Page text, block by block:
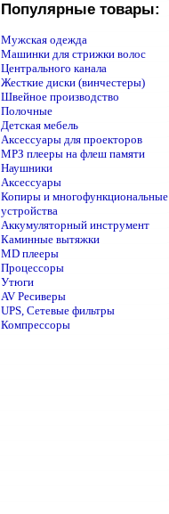
Популярные товары:
Мужская одежда
Машинки для стрижки волос
Центрального канала
Жесткие диски (винчестеры)
Швейное производство
Полочные
Детская мебель
Аксессуары для проекторов
MPЗ плееры на флеш памяти
Наушники
Аксессуары
Копиры и многофункциональные
устройства
Аккумуляторный инструмент
Каминные вытяжки
MD плееры
Процессоры
Утюги
AV Ресиверы
UPS, Сетевые фильтры
Компрессоры